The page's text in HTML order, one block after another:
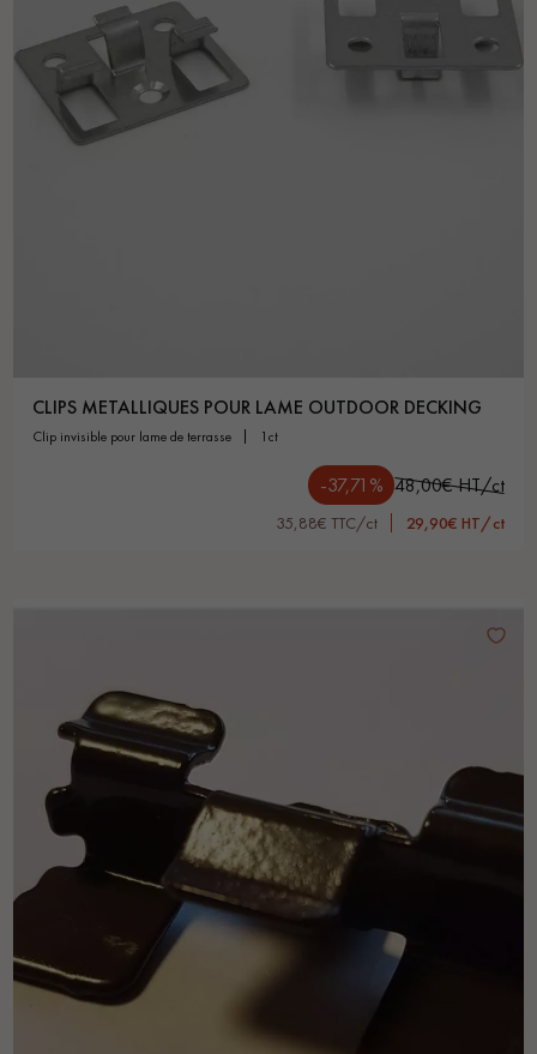
Un expert Décoplus Parquets vous appelle
Obtenez un devis gratuit !
CLIPS METALLIQUES POUR LAME OUTDOOR DECKING
clip invisible pour lame de terrasse 1ct
-37,71% 48,00€ HT/ct
35,88€ TTC/ct 29,90€ HT/ct